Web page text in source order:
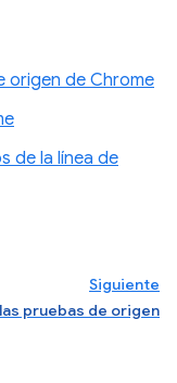
origen de Chrome
de la línea de
Siguiente
pruebas de origen